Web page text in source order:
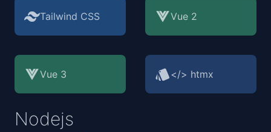
Tailwind CSS Vue 2
Vue 3 </> htmx
Nodejs